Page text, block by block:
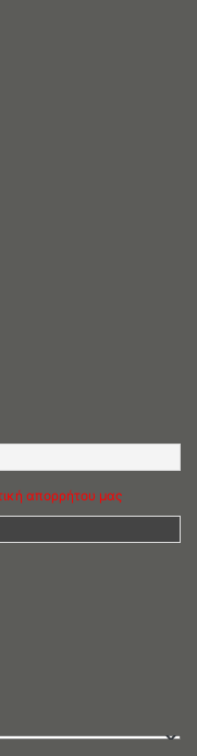
απορρήτου μας